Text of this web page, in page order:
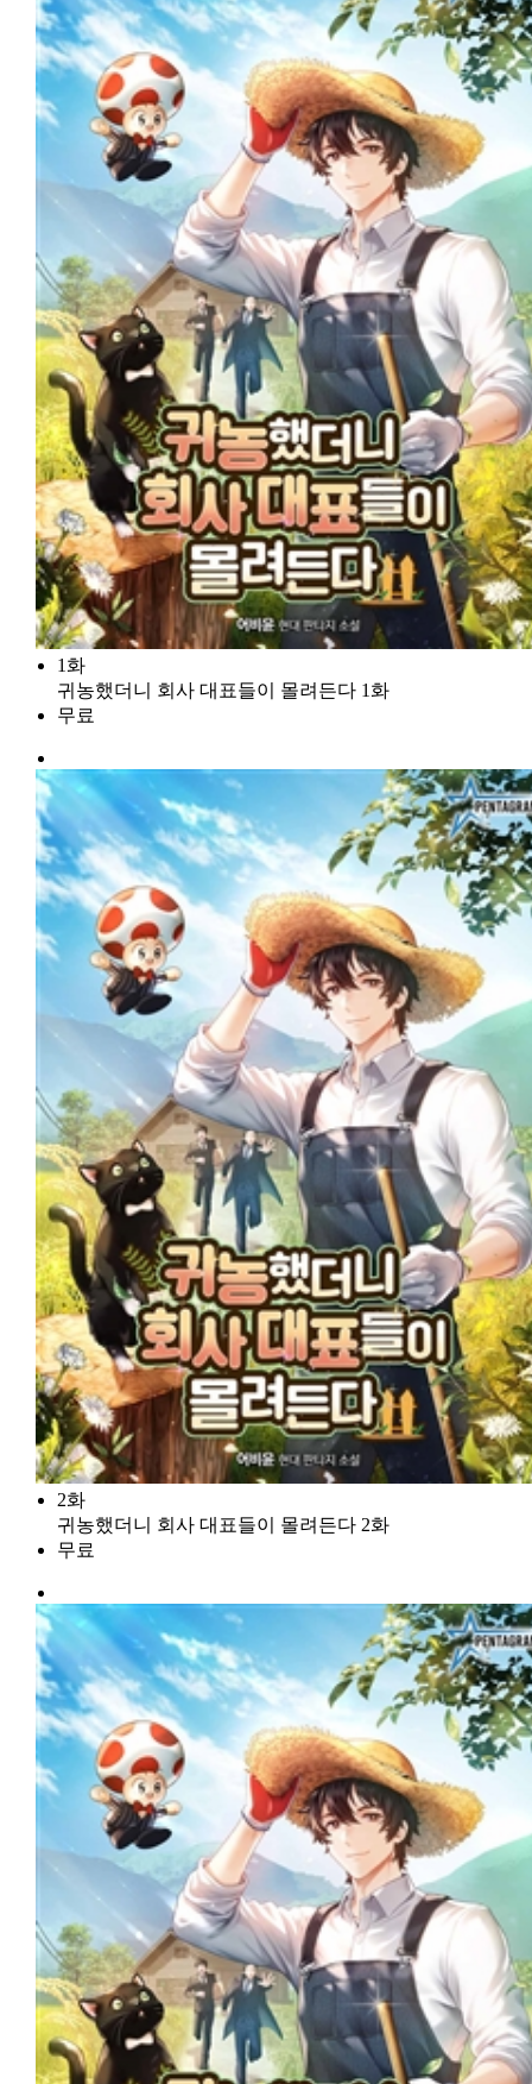
1화
귀농했더니 회사 대표들이 몰려든다 1화
무료
2화
귀농했더니 회사 대표들이 몰려든다 2화
무료